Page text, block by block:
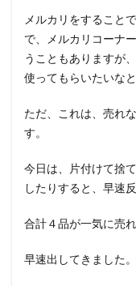
メルカリをすること
で、メルカリコーナ
うこともありますが
使ってもらいたいな
ただ、これは、売れ
す。
今日は、片付けて捨
したりすると、早速反
合計４品が一気に売
早速出してきました。